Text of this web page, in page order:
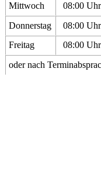
Mittwoch
08:00
Donnerstag
08:00
Freitag
08:00
oder nach